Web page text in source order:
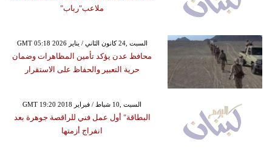
ملاعب"رباب"
GMT 05:18 2026 السبت ,24 كانون الثاني / يناير
محافظ عدن يؤكد تأمين المظاهرات وضمان
حرية التعبير والحفاظ على الاستقرار
GMT 19:20 2018 السبت ,10 شباط / فبراير
البطاقة" أول عمل فني للراقصة جوهرة بعد
انفراج أزمتها